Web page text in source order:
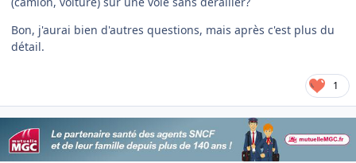
Bon, j'aurai bien d'autres questions, mais après c'est plus du
détail.
1